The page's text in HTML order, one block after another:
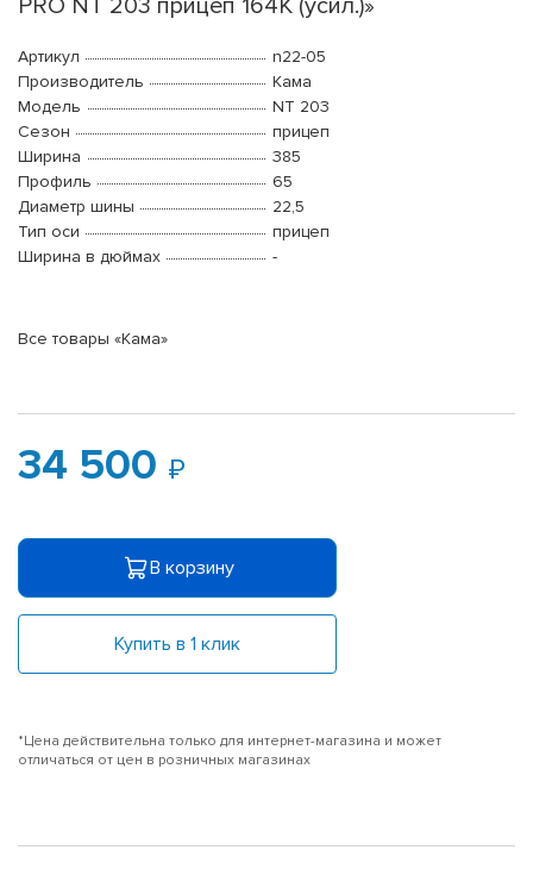
PRO NT 203 прицеп 164K (усил.)»
Артикул
n22-05
Производитель
Кама
Модель
NT 203
Сезон
прицеп
Ширина
385
Профиль
65
Диаметр шины
22,5
Тип оси
прицеп
Ширина в дюймах
-
Все товары «Кама»
34 500
В корзину
Купить в 1 клик
*Цена действительна только для интернет-магазина и может
отличаться от цен в розничных магазинах